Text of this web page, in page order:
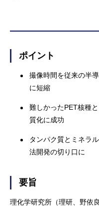
ポイント
撮像時間を従来の半
に短縮
難しかったPET核種
質化に成功
タンパク質とミネラ
法開発の切り口に
要旨
理化学研究所（理研、野依